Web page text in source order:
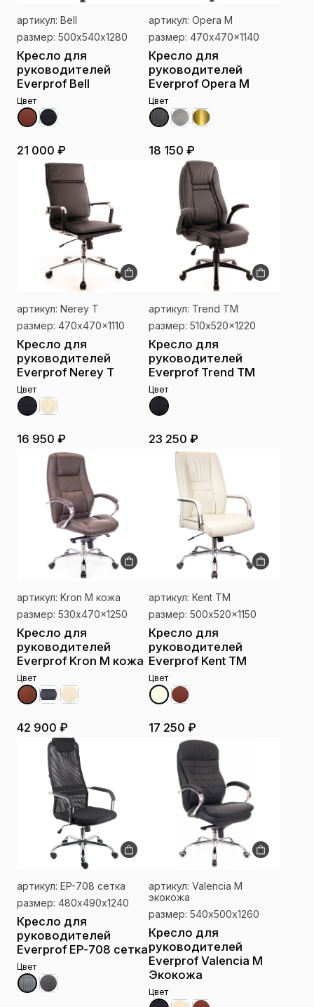
артикул: Bell
размер: 500х540х1280
Кресло для
руководителей
Everprof Bell
Цвет
21 000 ₽
артикул: Opera M
размер: 470x470x1140
Кресло для
руководителей
Everprof Opera M
Цвет
18 150 ₽
артикул: Nerey T
размер: 470x470x1110
Кресло для
руководителей
Everprof Nerey T
Цвет
16 950 ₽
артикул: Trend TM
размер: 510x520x1220
Кресло для
руководителей
Everprof Trend TM
Цвет
23 250 ₽
артикул: Kron M кожа
размер: 530x470x1250
Кресло для
руководителей
Everprof Kron M кожа
Цвет
42 900 ₽
артикул: Kent TM
размер: 500x520x1150
Кресло для
руководителей
Everprof Kent TM
Цвет
17 250 ₽
артикул: EP-708 сетка
размер: 480х490х1240
Кресло для
руководителей
Everprof EP-708 сетка
Цвет
артикул: Valencia M
экокожа
размер: 540х500х1260
Кресло для
руководителей
Everprof Valencia M
Экокожа
Цвет